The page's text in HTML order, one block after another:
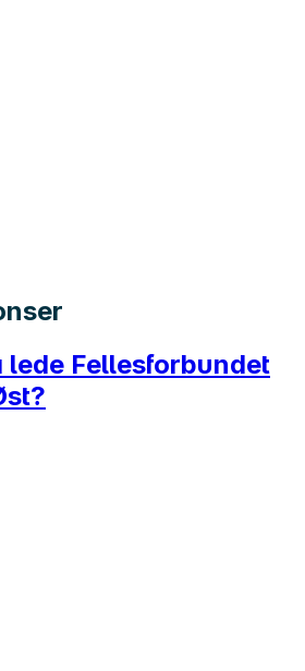
lede Fellesforbundet